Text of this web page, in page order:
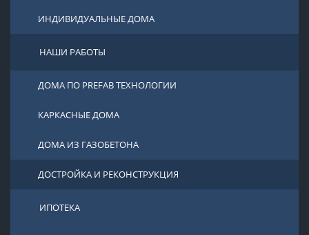
ИНДИВИДУАЛЬНЫЕ ДОМА
НАШИ РАБОТЫ
ДОМА ПО PREFAB ТЕХНОЛОГИИ
КАРКАСНЫЕ ДОМА
ДОМА ИЗ ГАЗОБЕТОНА
ДОСТРОЙКА И РЕКОНСТРУКЦИЯ
ИПОТЕКА